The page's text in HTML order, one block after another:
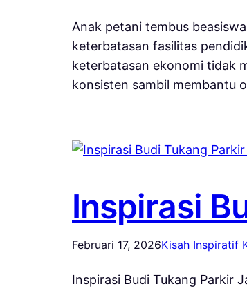
Anak petani tembus
keterbatasan fasilitas
keterbatasan ekonomi tidak
konsisten sambil membantu
Inspirasi
Februari 17, 2026Kisah Inspiratif
Inspirasi Budi Tukang Parkir